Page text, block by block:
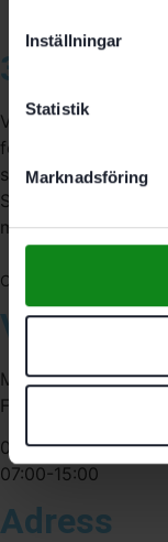
Inställningar
Statistik
Marknadsföring
3A
Vi är återförsäljare
serviceverkstad i
Sverige. Av oss får
medarbetare med
Org. nr:
Våra
Måndag-Torsdag:
Fredag:
07:00-16:00
07:00-15:00
Adress